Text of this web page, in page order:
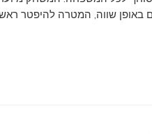
באופן שווה, המטרה להיפטר